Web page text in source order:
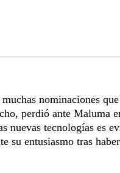
nominaciones que
perdió ante Maluma
nuevas tecnologías es
su entusiasmo tras